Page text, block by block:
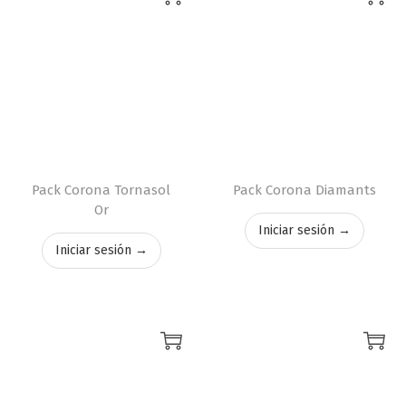
Pack Corona Tornasol
Or
Iniciar sesión →
Pack Corona Diamants
Iniciar sesión →